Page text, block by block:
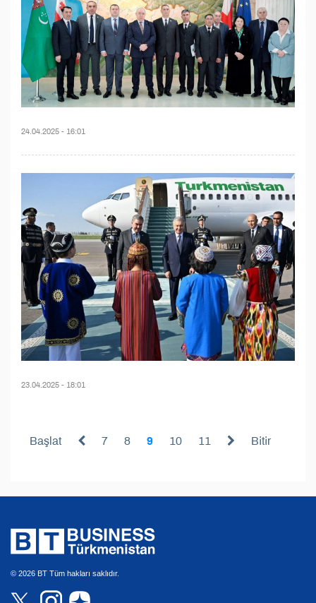
24.04.2025 - 16:01
23.04.2025 - 18:01
Başlat 7 8 9 10 11 Bitir
© 2026 BT Tüm hakları saklıdır.